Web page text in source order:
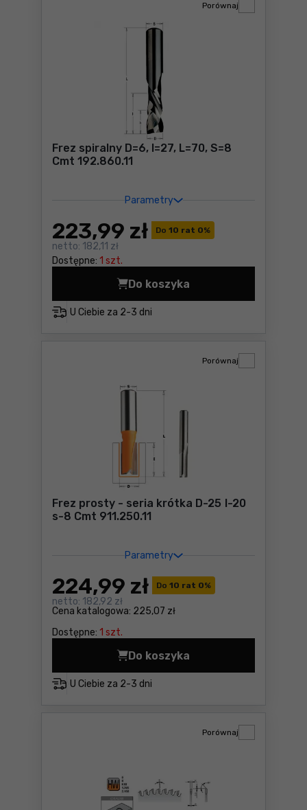
Frez spiralny D=6, I=27, L=70, S=8
Cmt 192.860.11
Parametry
Do 10 rat 0%
223,99 zł
netto: 182,11 zł
Dostępne: 1 szt.
Porównaj
U Ciebie za 2-3 dni
Do koszyka
Frez spiralny D=6, I=27,
Frez prosty - seria krótka D-25 I-20
s-8 Cmt 911.250.11
Parametry
Do 10 rat 0%
Cena katalogowa: 225,07 zł
224,99 zł
netto: 182,92 zł
Dostępne: 1 szt.
Porównaj
U Ciebie za 2-3 dni
Do koszyka
Porównaj